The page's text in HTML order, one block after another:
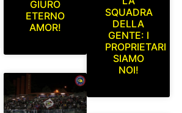
GIURO
ETERNO
AMOR!
SQUADRA
DELLA
GENTE: I
PROPRIETARI
SIAMO
NOI!